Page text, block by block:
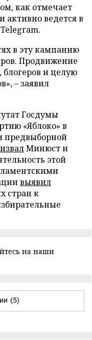
как отмечает
ведется в
в эту кампанию
Продвижение
и целую
– заявил
Госдумы
«Яблоко» в
предвыборной
Минюст и
этой
выявил
стран к
на наши
(5)